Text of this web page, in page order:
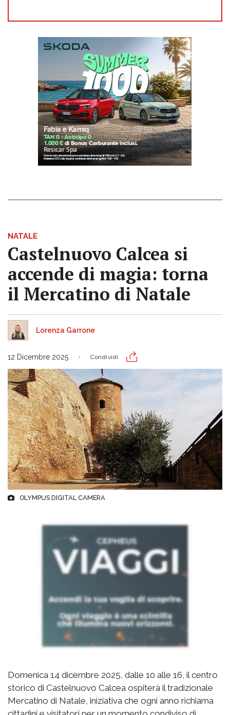
NATALE
Castelnuovo Calcea si
accende di magia: torna
il Mercatino di Natale
Lorenza Garrone
12 Dicembre 2025 Condividi
OLYMPUS DIGITAL CAMERA
Domenica 14 dicembre 2025, dalle 10 alle 16, il centro
storico di Castelnuovo Calcea ospiterà il tradizionale
Mercatino di Natale, iniziativa che ogni anno richiama